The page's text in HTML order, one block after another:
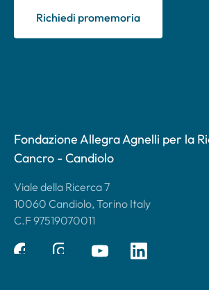
Richiedi promemoria
Fondazione Allegra Agnelli per la
Cancro - Candiolo
Viale della Ricerca 7
10060 Candiolo, Torino Italy
C.F 97519070011